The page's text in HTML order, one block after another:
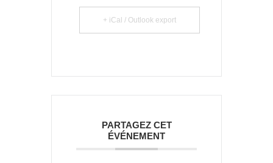
+ iCal / Outlook export
PARTAGEZ CET
ÉVÉNEMENT